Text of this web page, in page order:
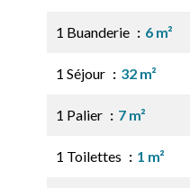
1 Buanderie 6 m²
1 Séjour 32 m²
1 Palier 7 m²
1 Toilettes 1 m²